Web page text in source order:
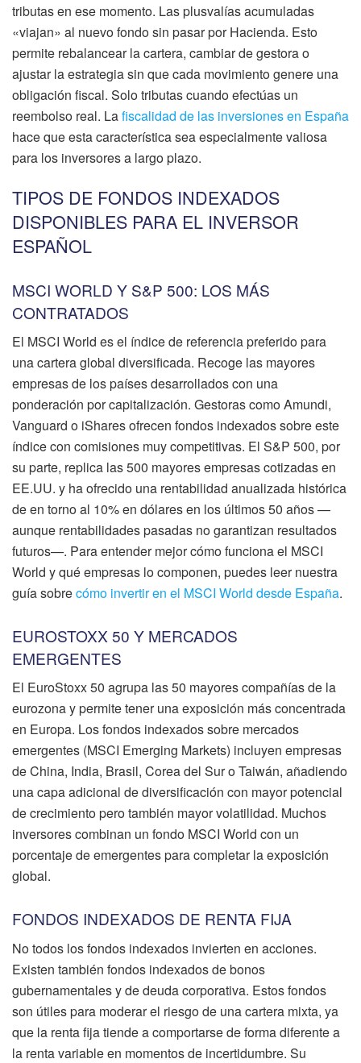
tributas en ese momento. Las plusvalías acumuladas
«viajan» al nuevo fondo sin pasar por Hacienda. Esto
permite rebalancear la cartera, cambiar de gestora o
ajustar la estrategia sin que cada movimiento genere una
obligación fiscal. Solo tributas cuando efectúas un
reembolso real. Lafiscalidad de las inversiones en España
hace que esta característica sea especialmente valiosa
para los inversores a largo plazo.
TIPOS DE FONDOS INDEXADOS
DISPONIBLES PARA EL INVERSOR
ESPAÑOL
MSCI WORLD Y S&P 500: LOS MÁS
CONTRATADOS
El MSCI World es el índice de referencia preferido para
una cartera global diversificada. Recoge las mayores
empresas de los países desarrollados con una
ponderación por capitalización. Gestoras como Amundi,
Vanguard o iShares ofrecen fondos indexados sobre este
índice con comisiones muy competitivas. El S&P 500, por
su parte, replica las 500 mayores empresas cotizadas en
EE.UU. y ha ofrecido una rentabilidad anualizada histórica
de en torno al 10% en dólares en los últimos 50 años —
aunque rentabilidades pasadas no garantizan resultados
futuros—. Para entender mejor cómo funciona el MSCI
World y qué empresas lo componen, puedes leer nuestra
guía sobrecómo invertir en el MSCI World desde España.
EUROSTOXX 50 Y MERCADOS
EMERGENTES
El EuroStoxx 50 agrupa las 50 mayores compañías de la
eurozona y permite tener una exposición más concentrada
en Europa. Los fondos indexados sobre mercados
emergentes (MSCI Emerging Markets) incluyen empresas
de China, India, Brasil, Corea del Sur o Taiwán, añadiendo
una capa adicional de diversificación con mayor potencial
de crecimiento pero también mayor volatilidad. Muchos
inversores combinan un fondo MSCI World con un
porcentaje de emergentes para completar la exposición
global.
FONDOS INDEXADOS DE RENTA FIJA
No todos los fondos indexados invierten en acciones.
Existen también fondos indexados de bonos
gubernamentales y de deuda corporativa. Estos fondos
son útiles para moderar el riesgo de una cartera mixta, ya
que la renta fija tiende a comportarse de forma diferente a
la renta variable en momentos de incertidumbre. Su